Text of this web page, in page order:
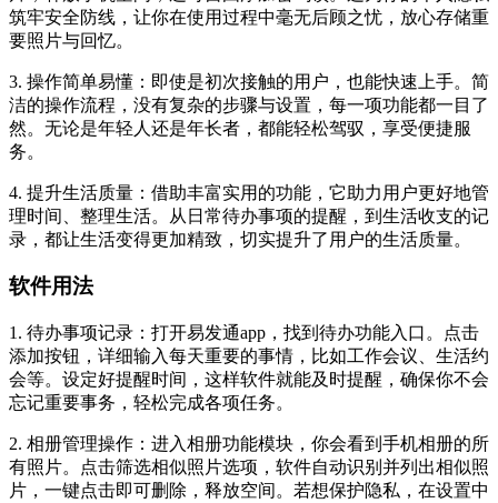
筑牢安全防线，让你在使用过程中毫无后顾之忧，放心存储重
要照片与回忆。
3. 操作简单易懂：即使是初次接触的用户，也能快速上手。简
洁的操作流程，没有复杂的步骤与设置，每一项功能都一目了
然。无论是年轻人还是年长者，都能轻松驾驭，享受便捷服
务。
4. 提升生活质量：借助丰富实用的功能，它助力用户更好地管
理时间、整理生活。从日常待办事项的提醒，到生活收支的记
录，都让生活变得更加精致，切实提升了用户的生活质量。
软件用法
1. 待办事项记录：打开易发通app，找到待办功能入口。点击
添加按钮，详细输入每天重要的事情，比如工作会议、生活约
会等。设定好提醒时间，这样软件就能及时提醒，确保你不会
忘记重要事务，轻松完成各项任务。
2. 相册管理操作：进入相册功能模块，你会看到手机相册的所
有照片。点击筛选相似照片选项，软件自动识别并列出相似照
片，一键点击即可删除，释放空间。若想保护隐私，在设置中